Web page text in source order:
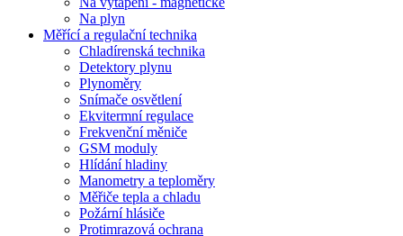
Na plyn
Měřící a regulační technika
Chladírenská technika
Detektory plynu
Plynoměry
Snímače osvětlení
Ekvitermní regulace
Frekvenční měniče
GSM moduly
Hlídání hladiny
Manometry a teploměry
Měřiče tepla a chladu
Požární hlásiče
Protimrazová ochrana